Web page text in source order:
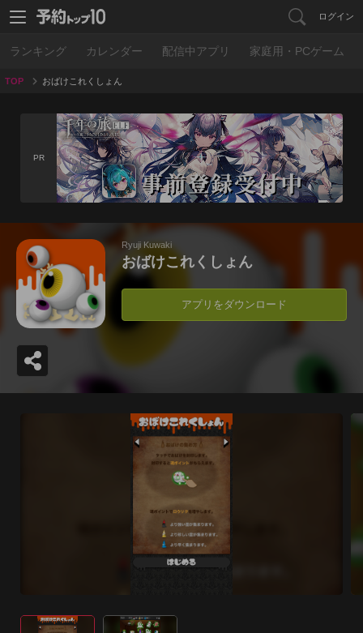
ログイン
ランキング カレンダー 配信中アプリ 家庭用・PCゲーム
TOP おばけこれくしょん
PR
Ryuji Kuwaki
おばけこれくしょん
アプリをダウンロード